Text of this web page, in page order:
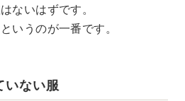
ないはずです。
いうのが一番です。
いない服